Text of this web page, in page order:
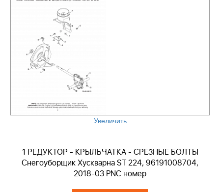
Увеличить
1 РЕДУКТОР - КРЫЛЬЧАТКА - СРЕЗНЫЕ БОЛТЫ
Снегоуборщик Хускварна ST 224, 96191008704,
2018-03 PNC номер